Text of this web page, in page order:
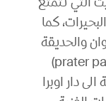
كما
والحديقة
النباتية وملاهي براتير بارك (prater park)
دار اوبرا